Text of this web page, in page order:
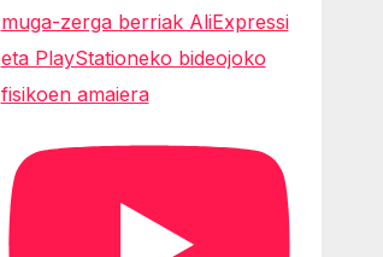
muga-zerga berriak AliExpressi
eta PlayStationeko bideojoko
fisikoen amaiera